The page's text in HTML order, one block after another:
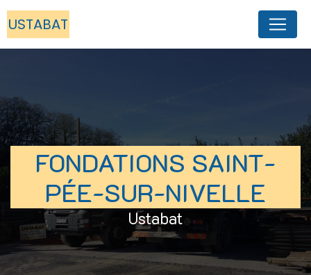
USTABAT
FONDATIONS SAINT-
PÉE-SUR-NIVELLE
Ustabat
Panneau de gestion des cookies